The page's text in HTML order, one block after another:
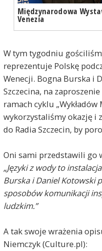
Międzynarodowa
Venezia
W tym tygodniu
reprezentuje Polskę
Wenecji. Bogna Burska i
Szczecina, na
ramach cyklu
wykorzystaliśmy okazję i
do Radia Szczecin, by
Oni sami przedstawili go
„Języki z wody to
Burska i Daniel Kotowski
sposobów komunikacji
ludzkim.”
A tak swoje wrażenia
Niemczyk (Culture.pl):